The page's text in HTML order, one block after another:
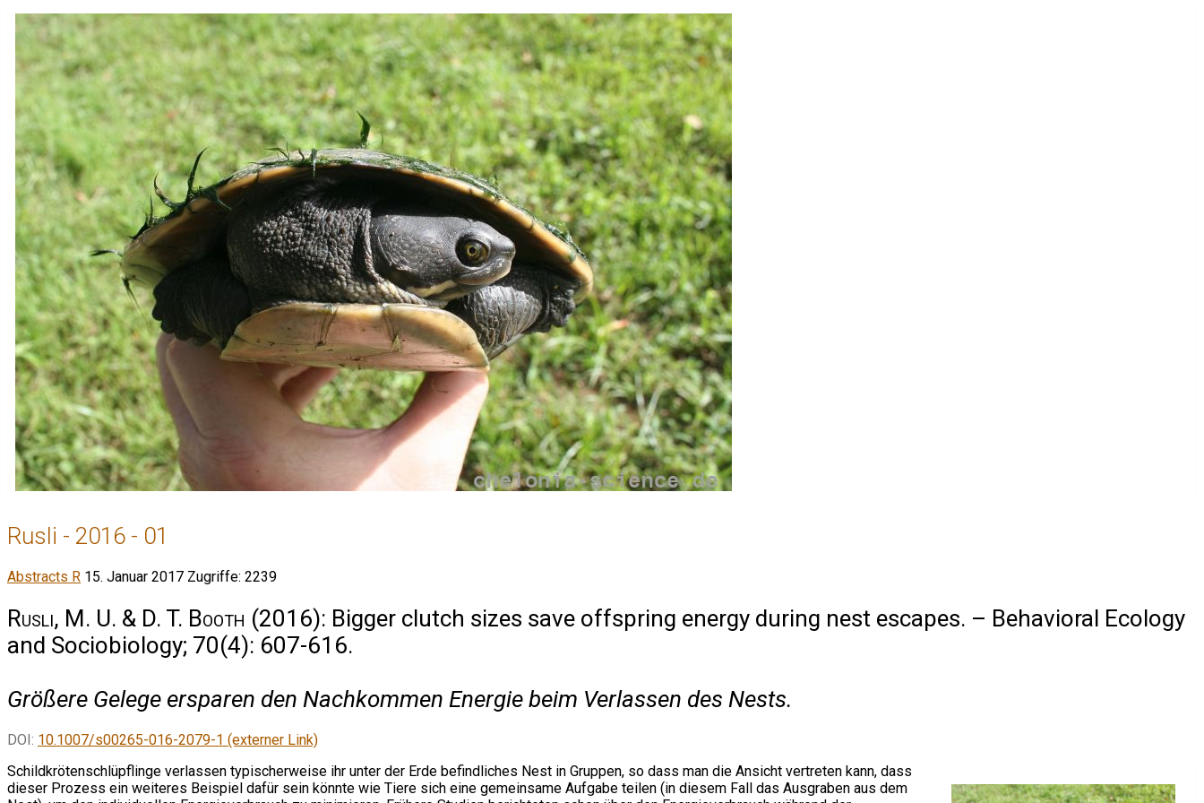
Rusli - 2016 - 01
Abstracts R 15. Januar 2017 Zugriffe: 2239
Rusli, M. U. & D. T. Booth (2016): Bigger clutch sizes save offspring energy during nest escapes. – Behavioral Ecology
and Sociobiology; 70(4): 607-616.
Größere Gelege ersparen den Nachkommen Energie beim Verlassen des Nests.
DOI: 10.1007/s00265-016-2079-1 (externer Link)
Schildkrötenschlüpflinge verlassen typischerweise ihr unter der Erde befindliches Nest in Gruppen, so dass man die Ansicht vertreten kann, dass
dieser Prozess ein weiteres Beispiel dafür sein könnte wie Tiere sich eine gemeinsame Aufgabe teilen (in diesem Fall das Ausgraben aus dem